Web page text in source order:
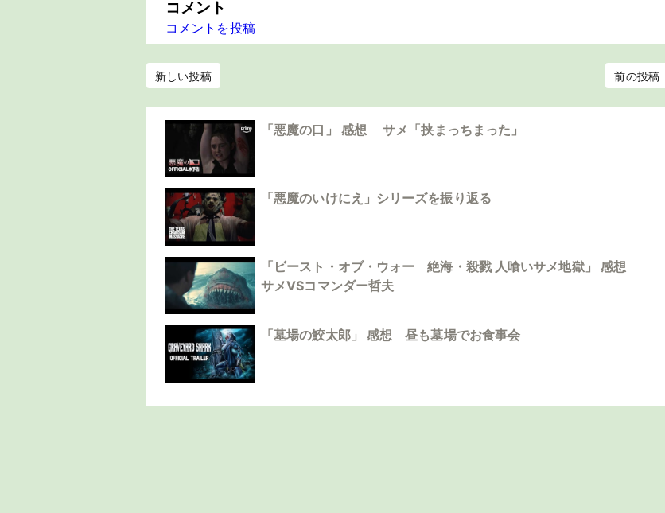
コメント
コメントを投稿
新しい投稿 前の投稿
「悪魔の口」 感想 サメ「挟まっちまった」
「悪魔のいけにえ」シリーズを振り返る
「ビースト・オブ・ウォー 絶海・殺戮 人喰いサメ地獄」 感想
サメVSコマンダー哲夫
「墓場の鮫太郎」 感想 昼も墓場でお食事会